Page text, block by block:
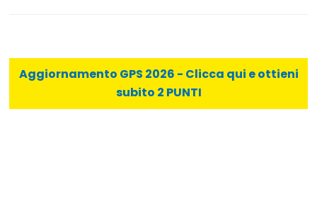
Aggiornamento GPS 2026 - Clicca qui e ottieni
subito 2 PUNTI